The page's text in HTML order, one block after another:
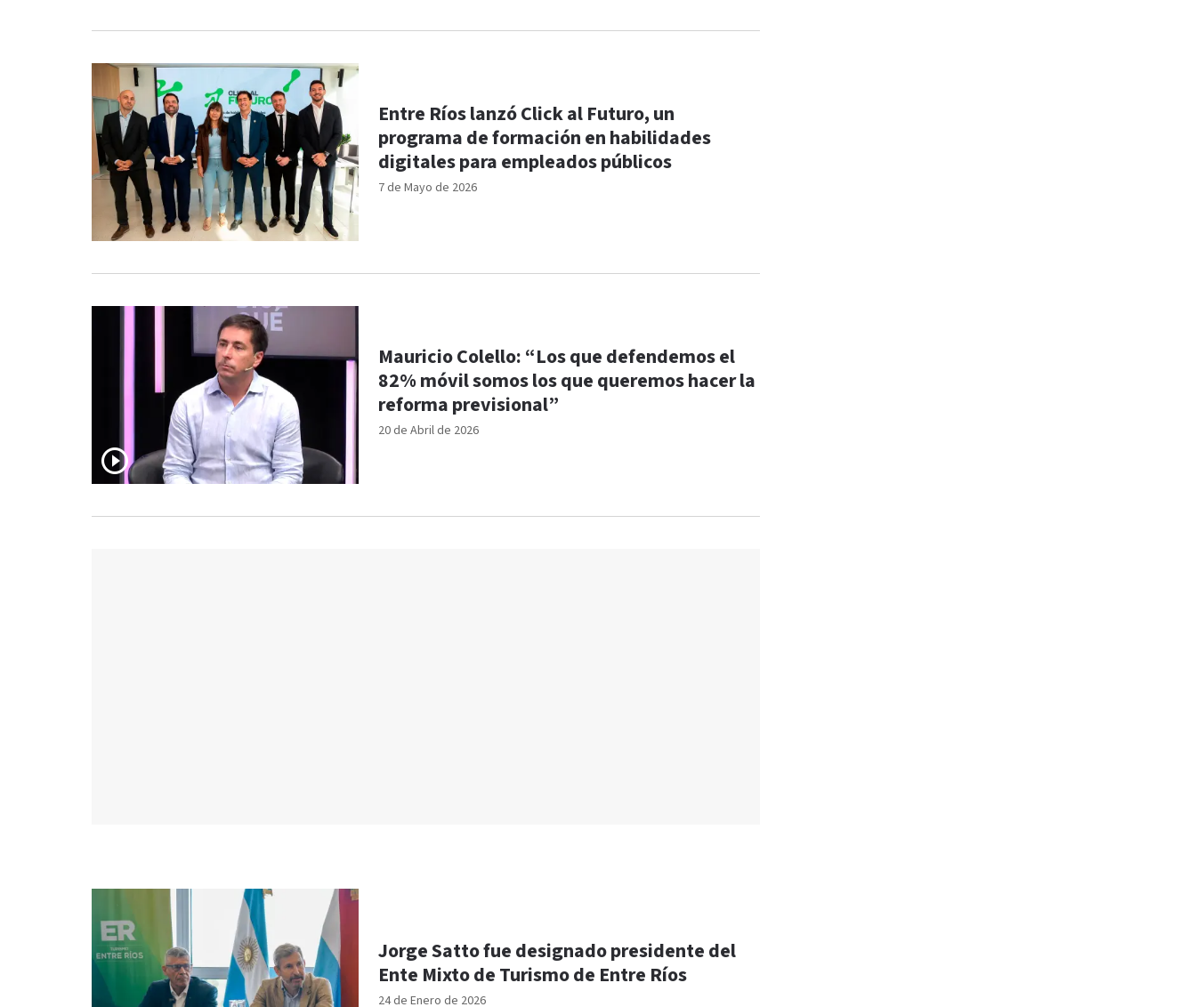
7 de Mayo de 2026
Entre Ríos lanzó Click al Futuro, un
programa de formación en habilidades
digitales para empleados públicos
20 de Abril de 2026
Mauricio Colello: “Los que defendemos el
82% móvil somos los que queremos hacer la
reforma previsional”
24 de Enero de 2026
Jorge Satto fue designado presidente del
Ente Mixto de Turismo de Entre Ríos